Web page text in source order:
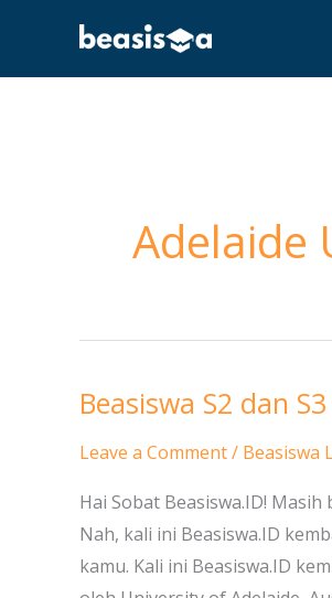
content
Adelaide
Beasiswa S2 dan
Leave a Comment/ Beasiswa
Hai Sobat Beasiswa.ID!
Nah, kali ini Beasiswa.ID
kamu. Kali ini Beasiswa.ID
Beasiswa
dan
S3
di
University
of